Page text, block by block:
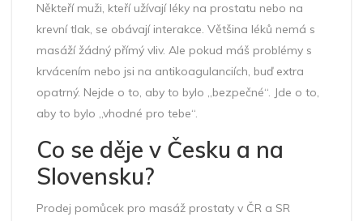
Někteří muži, kteří užívají léky na prostatu nebo na
krevní tlak, se obávají interakce. Většina léků nemá s
masáží žádný přímý vliv. Ale pokud máš problémy s
krvácením nebo jsi na antikoagulanciích, buď extra
opatrný. Nejde o to, aby to bylo „bezpečné“. Jde o to,
aby to bylo „vhodné pro tebe“.
Co se děje v Česku a na
Slovensku?
Prodej pomůcek pro masáž prostaty v ČR a SR